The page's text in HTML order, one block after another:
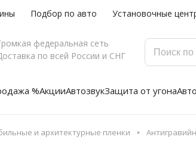
Подбор по авто Установочные
федеральная сеть
по всей России и СНГ
%АкцииАвтозвукЗащита от угона
и архитектурные пленки